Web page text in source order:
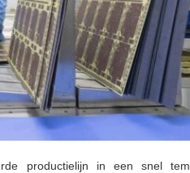
productielijn in een snel